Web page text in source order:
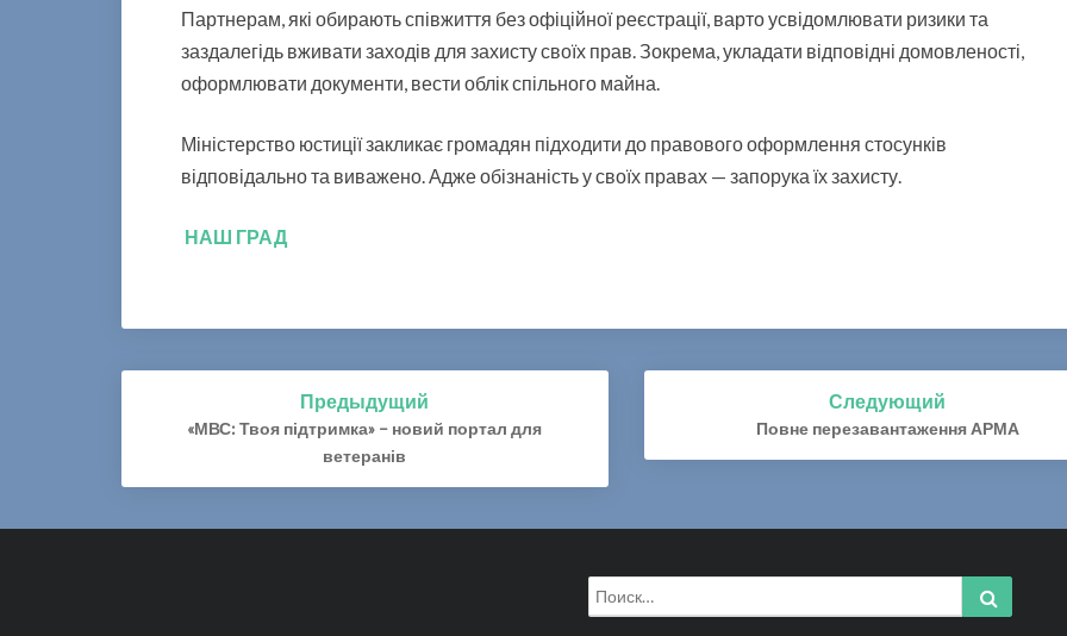
Партнерам, які обирають співжиття без офіційної реєстрації, варто усвідомлювати ризики та
заздалегідь вживати заходів для захисту своїх прав. Зокрема, укладати відповідні домовленості,
оформлювати документи, вести облік спільного майна.
Міністерство юстиції закликає громадян підходити до правового оформлення стосунків
відповідально та виважено. Адже обізнаність у своїх правах — запорука їх захисту.
НАШ ГРАД
Навигация
записям
Предыдущий
«МВС: Твоя підтримка» – новий портал для
ветеранів
Следующий
Повне перезавантаження АРМА
Искать: